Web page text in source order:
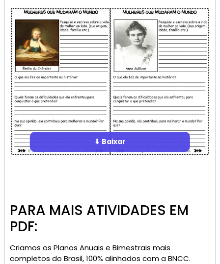
⬇ Baixar
PARA MAIS ATIVIDADES EM
PDF:
Criamos os Planos Anuais e Bimestrais mais
completos do Brasil, 100% alinhados com a BNCC.